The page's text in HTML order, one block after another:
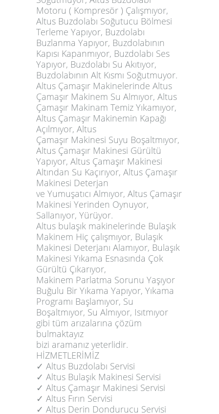
Motoru ( Kompresör ) Çalışmıyor,
Altus Buzdolabı Soğutucu Bölmesi
Terleme Yapıyor, Buzdolabı
Buzlanma Yapıyor, Buzdolabının
Kapısı Kapanmıyor, Buzdolabı Ses
Yapıyor, Buzdolabı Su Akıtıyor,
Buzdolabının Alt Kısmı Soğutmuyor.
Altus Çamaşır Makinelerinde Altus
Çamaşır Makinem Su Almıyor, Altus
Çamaşır Makinam Temiz Yıkamıyor,
Altus Çamaşır Makinemin Kapağı
Açılmıyor, Altus
Çamaşır Makinesi Suyu Boşaltmıyor,
Altus Çamaşır Makinesi Gürültü
Yapıyor, Altus Çamaşır Makinesi
Altından Su Kaçırıyor, Altus Çamaşır
Makinesi Deterjan
ve Yumuşatıcı Almıyor, Altus Çamaşır
Makinesi Yerinden Oynuyor,
Sallanıyor, Yürüyor.
Altus bulaşık makinelerinde Bulaşık
Makinem Hiç çalışmıyor, Bulaşık
Makinesi Deterjanı Alamıyor, Bulaşık
Makinesi Yıkama Esnasında Çok
Gürültü Çıkarıyor,
Makinem Parlatma Sorunu Yaşıyor
Buğulu Bir Yıkama Yapıyor, Yıkama
Programı Başlamıyor, Su
Boşaltmıyor, Su Almıyor, Isıtmıyor
gibi tüm arızalarına çözüm
bulmaktayız
bizi aramanız yeterlidir.
HİZMETLERİMİZ
✓️ Altus Buzdolabı Servisi
✓️ Altus Bulaşık Makinesi Servisi
✓️ Altus Çamaşır Makinesi Servisi
✓️ Altus Fırın Servisi
✓️ Altus Derin Dondurucu Servisi